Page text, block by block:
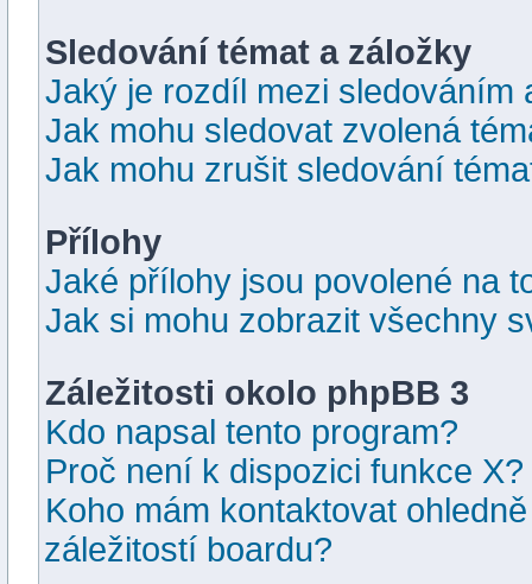
Sledování témat a záložky
Jaký je rozdíl mezi sledováním
Jak mohu sledovat zvolená
Jak mohu zrušit sledování
Přílohy
Jaké přílohy jsou povolené na
Jak si mohu zobrazit všechny
Záležitosti okolo phpBB 3
Kdo napsal tento program?
Proč není k dispozici funkce X?
Koho mám kontaktovat
záležitostí boardu?